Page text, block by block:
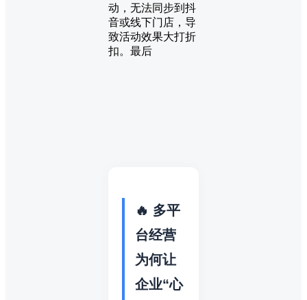
动，无法同步到抖
音或线下门店，导
致活动效果大打折
扣。最后
🔥 多平
台经营
为何让
企业“心